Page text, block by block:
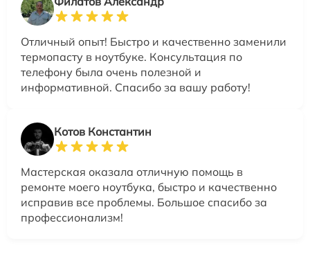
Отличный опыт! Быстро и качественно заменили
термопасту в ноутбуке. Консультация по
телефону была очень полезной и
информативной. Спасибо за вашу работу!
Котов Константин
Мастерская оказала отличную помощь в
ремонте моего ноутбука, быстро и качественно
исправив все проблемы. Большое спасибо за
профессионализм!